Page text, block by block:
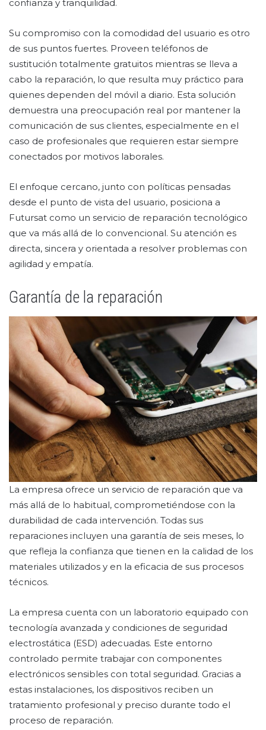
confianza y tranquilidad.
Su compromiso con la comodidad del usuario es otro
de sus puntos fuertes. Proveen teléfonos de
sustitución totalmente gratuitos mientras se lleva a
cabo la reparación, lo que resulta muy práctico para
quienes dependen del móvil a diario. Esta solución
demuestra una preocupación real por mantener la
comunicación de sus clientes, especialmente en el
caso de profesionales que requieren estar siempre
conectados por motivos laborales.
El enfoque cercano, junto con políticas pensadas
desde el punto de vista del usuario, posiciona a
Futursat como un servicio de reparación tecnológico
que va más allá de lo convencional. Su atención es
directa, sincera y orientada a resolver problemas con
agilidad y empatía.
Garantía de la reparación
La empresa ofrece un servicio de reparación que va
más allá de lo habitual, comprometiéndose con la
durabilidad de cada intervención. Todas sus
reparaciones incluyen una garantía de seis meses, lo
que refleja la confianza que tienen en la calidad de los
materiales utilizados y en la eficacia de sus procesos
técnicos.
La empresa cuenta con un laboratorio equipado con
tecnología avanzada y condiciones de seguridad
electrostática (ESD) adecuadas. Este entorno
controlado permite trabajar con componentes
electrónicos sensibles con total seguridad. Gracias a
estas instalaciones, los dispositivos reciben un
tratamiento profesional y preciso durante todo el
proceso de reparación.